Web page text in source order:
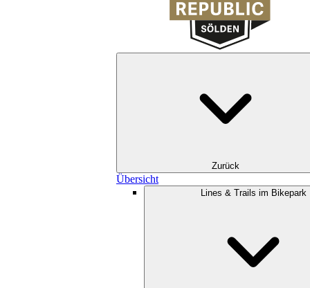
Zurück
Übersicht
Lines & Trails im Bikepark